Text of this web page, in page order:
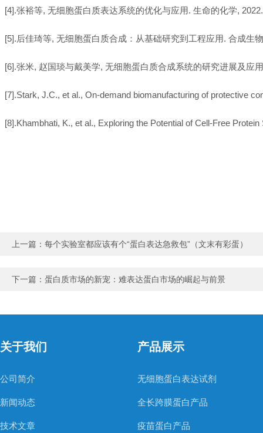
[4].张裕等, 无细胞蛋白质表达系统的优化与应用. 生命的化学,
[5].后佳琦等, 无细胞蛋白质合成：从基础研究到工程应用. 合成生
[6].张米, 赵国琰与戴美学, 无细胞蛋白质合成系统的研究进展及应
[7].Stark, J.C., et al., On-demand biomanufacturing of protective
[8].Khambhati, K., et al., Exploring the Potential of Cell-Free
上一篇： 每个实验室都应该有个“蛋白表达急救包”（文末有彩蛋）
下一篇： 蛋白质市场的新宠：难表达蛋白市场的崛起与前景
关于我们
公司简介
新闻动态
技术文章
产品展示
无细胞蛋白表达试剂
全长跨膜蛋白产品
疫苗蛋白产品